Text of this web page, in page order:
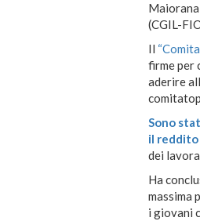
(CGIL-
Il
firme per
aderire
Sono
il
dei
Ha
massima
i giovani